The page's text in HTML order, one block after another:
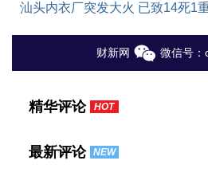
汕头内衣厂突发大火 已致14死1
财新网 微信号：
精华评论 HOT
最新评论 NEW